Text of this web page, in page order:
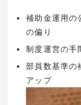
補助金運用の
の偏り
制度運営の手
部員数基準の
アップ